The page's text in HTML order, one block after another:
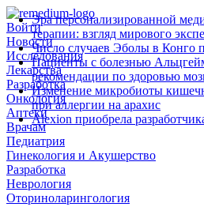
Войти
Новости
Исследования
Лекарства
Разработка
Онкология
Аптеки
Врачам
Педиатрия
Гинекология и Акушерство
Разработка
Неврология
Оториноларингология
Эра персонализированной
терапии: взгляд мирового
Число случаев Эболы в Конго
Пациенты с болезнью
рекомендации по здоровью
Изменение микробиоты
при аллергии на арахис
Alexion приобрела